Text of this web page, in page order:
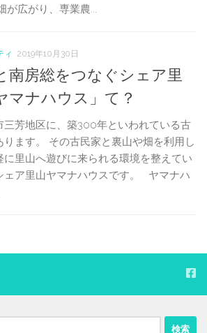
が広がり、専業農...
ィ 2019年10月30日
南房総をつなぐシェア里
マナハウス」て？
三芳地区に、築300年といわれている古
ります。 その古民家と裏山や畑を利用し
に里山へ遊びに来られる環境を整えてい
ェア里山ヤマナハウスです。 ヤマナハ